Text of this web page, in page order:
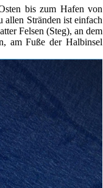
bis zum Hafen von
allen Stränden ist einfach
Felsen (Steg), an dem
am Fuße der Halbinsel